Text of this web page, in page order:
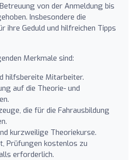
von der Anmeldung bis
Insbesondere die
ihre Geduld und hilfreichen Tipps
Merkmale sind:
hilfsbereite Mitarbeiter.
auf die Theorie- und
die für die Fahrausbildung
kurzweilige Theoriekurse.
Prüfungen kostenlos zu
erforderlich.